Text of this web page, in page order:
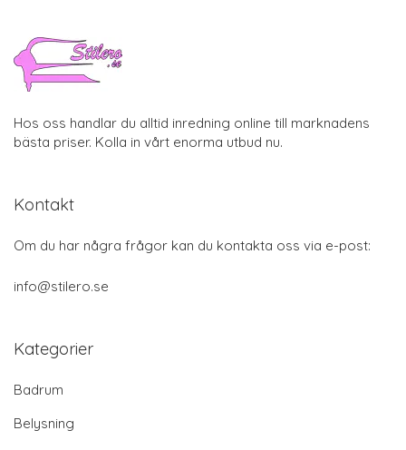
Hos oss handlar du alltid inredning online till marknadens
bästa priser. Kolla in vårt enorma utbud nu.
Kontakt
Om du har några frågor kan du kontakta oss via e-post:
info@stilero.se
Kategorier
Badrum
Belysning